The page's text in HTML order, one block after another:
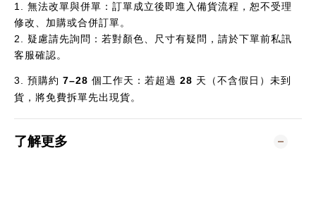
1.
無法改單與併單：訂單成立後即進入備貨流程，恕不受理
修改、加購或合併訂單。
2.
疑慮請先詢問：若對顏色、尺寸有疑問，請於下單前私訊
客服確認。
3. 預購約 7–28 個工作天：若超過 28 天（不含假日）未到
貨，將免費拆單先出現貨。
了解更多